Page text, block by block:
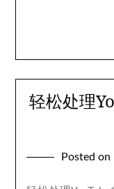
轻松处理
Posted on